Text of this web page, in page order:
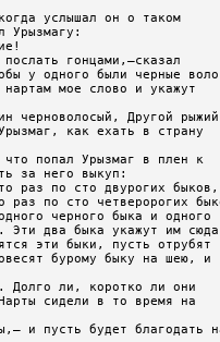
услышал он о таком
Урызмагу:
гонцами,–сказал
у одного были черные
мое слово и укажут
черноволосый, Другой рыжий
как ехать в страну
попал Урызмаг в плен к
за него выкуп:
раз по сто двурогих быков,
раз по сто четверорогих
черного быка и одного
Эти два быка укажут им сюда
эти быки, пусть отрубят
бурому быку на шею, и
Долго ли, коротко ли они
сидели в то время на
и пусть будет благодать